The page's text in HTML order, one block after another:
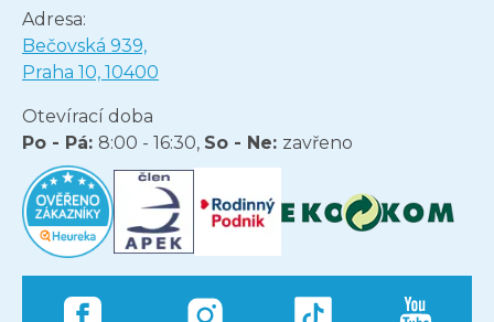
Adresa:
Bečovská 939,
Praha 10, 10400
Otevírací doba
Po - Pá: 8:00 - 16:30, So - Ne: zavřeno